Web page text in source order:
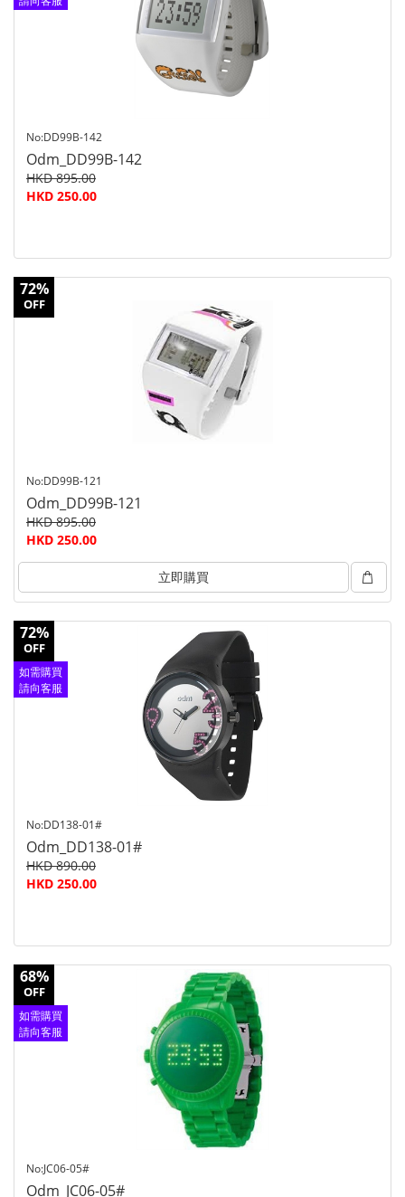
No:DD99B-142
Odm_DD99B-142
HKD 895.00
HKD 250.00
72%
OFF
No:DD99B-121
Odm_DD99B-121
HKD 895.00
HKD 250.00
立即購買
72%
OFF
如需購買
請向客服
No:DD138-01#
Odm_DD138-01#
HKD 890.00
HKD 250.00
68%
OFF
如需購買
請向客服
No:JC06-05#
Odm_JC06-05#